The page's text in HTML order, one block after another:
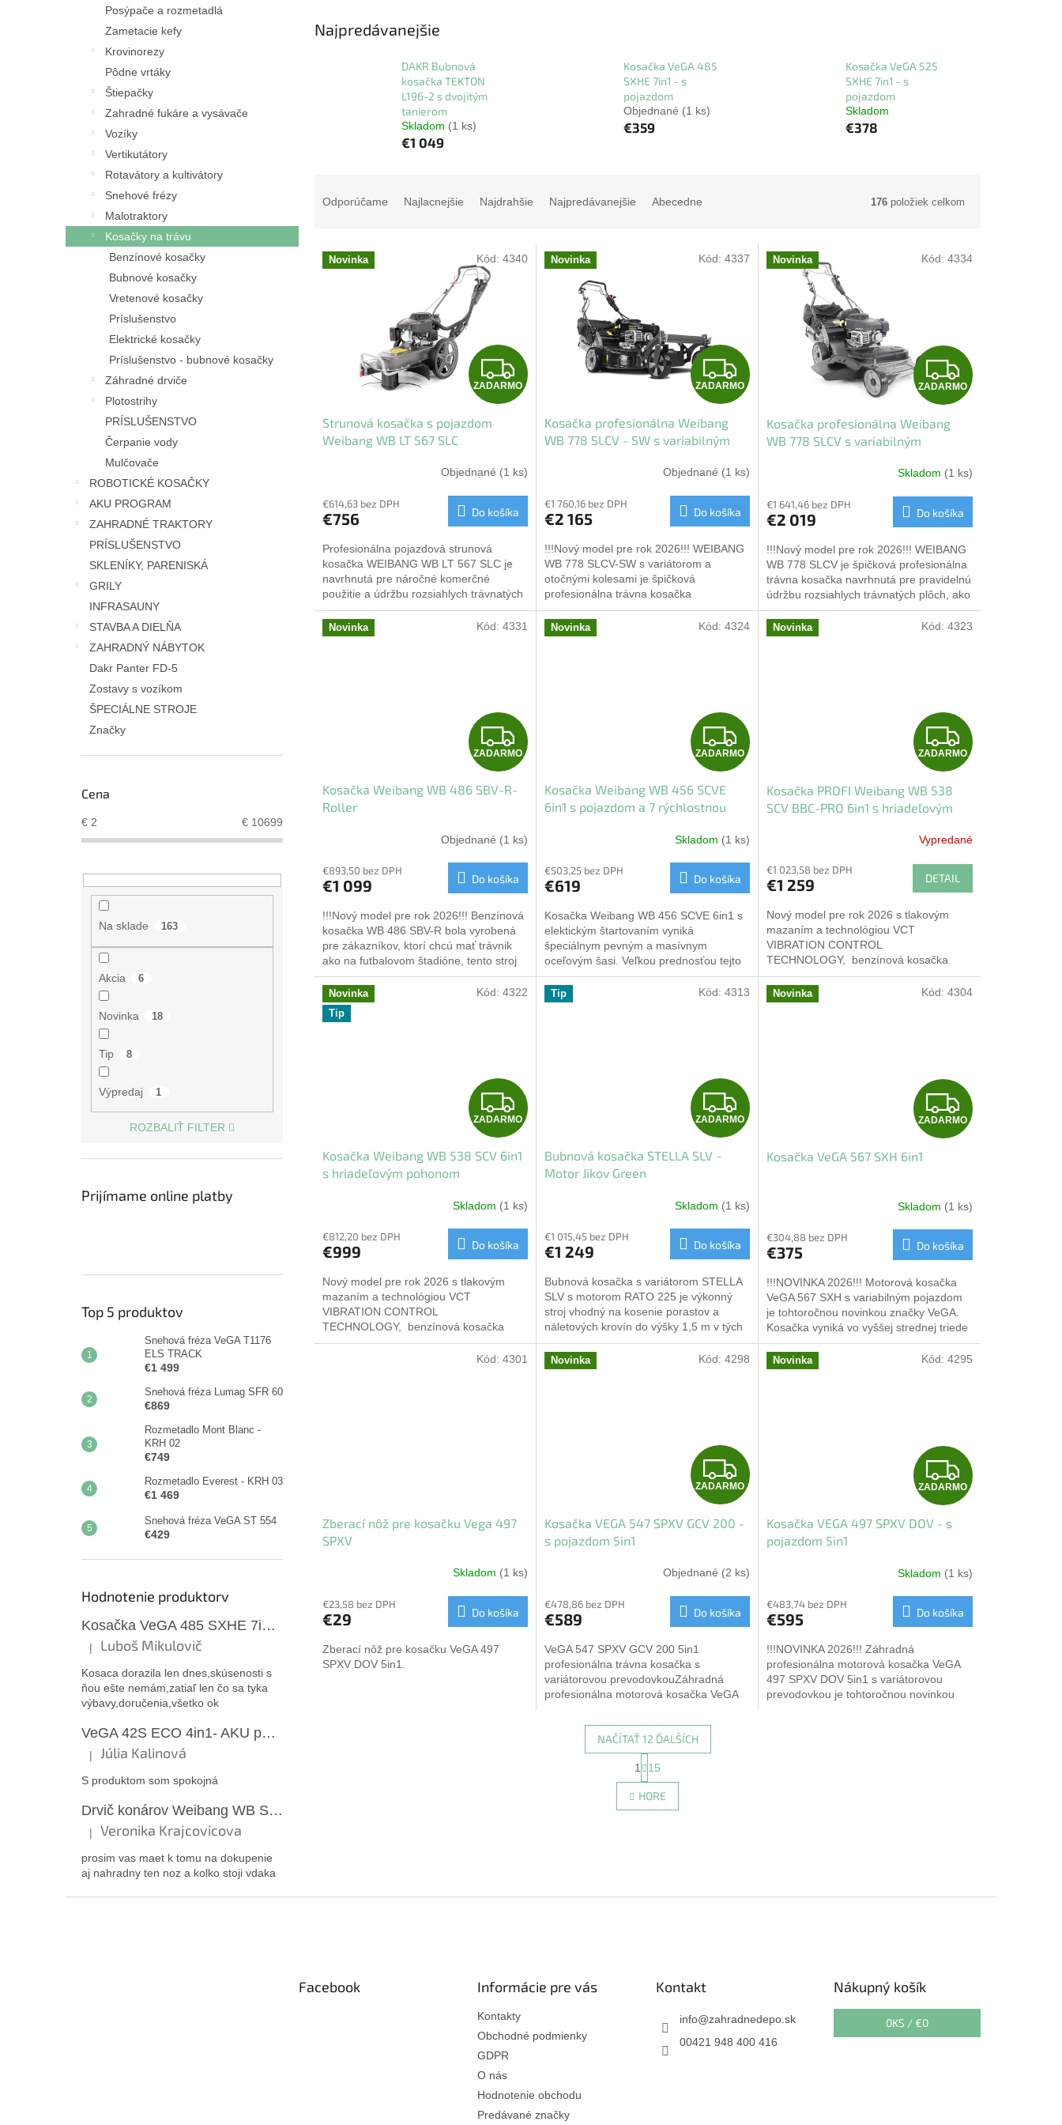
Posýpače a rozmetadlá
Zametacie kefy
Krovinorezy
Pôdne vrtáky
Štiepačky
Zahradné fukáre a vysávače
Vozíky
Vertikutátory
Rotavátory a kultivátory
Snehové frézy
Malotraktory
Kosačky na trávu
Benzínové kosačky
Bubnové kosačky
Vretenové kosačky
Príslušenstvo
Elektrické kosačky
Príslušenstvo - bubnové kosačky
Záhradné drviče
Plotostrihy
PRÍSLUŠENSTVO
Čerpanie vody
Mulčovače
ROBOTICKÉ KOSAČKY
AKU PROGRAM
ZAHRADNÉ TRAKTORY
PRÍSLUŠENSTVO
SKLENÍKY, PARENISKÁ
GRILY
INFRASAUNY
STAVBA A DIELŇA
ZAHRADNÝ NÁBYTOK
Dakr Panter FD-5
Zostavy s vozíkom
ŠPECIÁLNE STROJE
Značky
Cena
€ 2 € 10699
Na sklade 163
Akcia 6
Novinka 18
Tip 8
Výpredaj 1
ROZBALIŤ FILTER
Prijímame online platby
Top 5 produktov
Snehová fréza VeGA T1176
ELS TRACK
€1 499
Snehová fréza Lumag SFR 60
€869
Rozmetadlo Mont Blanc -
KRH 02
€749
Rozmetadlo Everest - KRH 03
€1 469
Snehová fréza VeGA ST 554
€429
Hodnotenie produktorv
Kosačka VeGA 485 SXHE 7in1 - s pojazdom
Hodnotenie produktu je 4 z 5 hviezdičiek.
| Luboš Mikulovič
Kosaca dorazila len dnes,skúsenosti s
ňou ešte nemám,zatiaľ len čo sa tyka
výbavy,doručenia,všetko ok
VeGA 42S ECO 4in1- AKU pojazdová kosačka
Hodnotenie produktu je 5 z 5 hviezdičiek.
| Júlia Kalinová
S produktom som spokojná
Drvič konárov Weibang WB SH 4003E
Hodnotenie produktu je 5 z 5 hviezdičiek.
| Veronika Krajcovicova
prosim vas maet k tomu na dokupenie
aj nahradny ten noz a kolko stoji vdaka
Najpredávanejšie
DAKR Bubnová
kosačka TEKTON
L196-2 s dvojitým
tanierom
Skladom (1 ks)
€1 049
Kosačka VeGA 485
SXHE 7in1 - s
pojazdom
Objednané (1 ks)
€359
Kosačka VeGA 525
SXHE 7in1 - s
pojazdom
Skladom
€378
n
Odporúčame Najlacnejšie Najdrahšie Najpredávanejšie Abecedne 176 položiek celkom
V Novinka
Z
A
A
R
M
ZADARMO
Strunová kosačka s pojazdom
Weibang WB LT 567 SLC
Objednané (1 ks)
€614,63 bez DPH
€756 Do košíka
Profesionálna pojazdová strunová
kosačka WEIBANG WB LT 567 SLC je
navrhnutá pre náročné komerčné
použitie a údržbu rozsiahlych trávnatých
plôch. Je osadená výkonným 7 HP
motorom...
Kód: 4340 Novinka
Z
A
A
R
M
ZADARMO
Kosačka profesionálna Weibang
WB 778 SLCV - SW s variabilným
Objednané (1 ks)
€1 760,16 bez DPH
€2 165 Do košíka
!!!Nový model pre rok 2026!!! WEIBANG
WB 778 SLCV-SW s variátorom a
otočnými kolesami je špičková
profesionálna trávna kosačka
navrhnutá pre náročných užívateľov...
Kód: 4337 Novinka
Z
A
A
R
M
O
ZADARMO
Kosačka profesionálna Weibang
WB 778 SLCV s variabilným
Skladom (1 ks)
€1 641,46 bez DPH
€2 019 Do košíka
!!!Nový model pre rok 2026!!! WEIBANG
WB 778 SLCV je špičková profesionálna
trávna kosačka navrhnutá pre pravidelnú
údržbu rozsiahlych trávnatých plôch, ako
sú veľké záhrady,...
Kód: 4334
Novinka
Z
A
D
A
R
M
O
ZADARMO
Kosačka Weibang WB 486 SBV-R-
Roller
Objednané (1 ks)
€893,50 bez DPH
€1 099 Do košíka
!!!Nový model pre rok 2026!!! Benzínová
kosačka WB 486 SBV-R bola vyrobená
pre zákazníkov, ktorí chcú mať trávnik
ako na futbalovom štadióne, tento stroj
má totiž namiesto...
Kód: 4331 Novinka
Z
A
A
R
M
ZADARMO
Kosačka Weibang WB 456 SCVE
6in1 s pojazdom a 7 rýchlostnou
Skladom (1 ks)
€503,25 bez DPH
€619 Do košíka
Kosačka Weibang WB 456 SCVE 6in1 s
elektickým štartovaním vyniká
špeciálnym pevným a masívnym
oceľovým šasi. Veľkou prednosťou tejto
kosačky je variabilnosť použitia funkcií
6...
Kód: 4324 Novinka
Z
A
A
R
M
ZADARMO
Kosačka PROFI Weibang WB 538
SCV BBC-PRO 6in1 s hriadeľovým
Vypredané
€1 023,58 bez DPH
€1 259 DETAIL
Nový model pre rok 2026 s tlakovým
mazaním a technológiou VCT
VIBRATION CONTROL
TECHNOLOGY, benzínová kosačka
WEIBANG WB 538 SCV BBC-PRO 6v1 ​​s
3 rýchlostnou...
Kód: 4323
Novinka
Tip
Z
A
D
A
R
M
ZADARMO
Kosačka Weibang WB 538 SCV 6in1
s hriadeľovým pohonom
Skladom (1 ks)
€812,20 bez DPH
€999 Do košíka
Nový model pre rok 2026 s tlakovým
mazaním a technológiou VCT
VIBRATION CONTROL
TECHNOLOGY, benzínová kosačka
WEIBANG WB 538 SCV 6v1 ​​s
hriadeľovým pohonom, tlakovým...
Kód: 4322 Tip
Z
A
A
R
M
ZADARMO
Bubnová kosačka STELLA SLV -
Motor Jikov Green
Skladom (1 ks)
€1 015,45 bez DPH
€1 249 Do košíka
Bubnová kosačka s variátorom STELLA
SLV s motorom RATO 225 je výkonný
stroj vhodný na kosenie porastov a
náletových krovín do výšky 1,5 m v tých
najnáročnejších podmienkach na...
Kód: 4313 Novinka
Z
A
A
R
M
O
ZADARMO
Kosačka VeGA 567 SXH 6in1
Skladom (1 ks)
€304,88 bez DPH
€375 Do košíka
!!!NOVINKA 2026!!! Motorová kosačka
VeGA 567 SXH s variabilným pojazdom
je tohtoročnou novinkou značky VeGA.
Kosačka vyniká vo vyššej strednej triede
kosačiek svojim kvalitným...
Kód: 4304
Zberací nôž pre kosačku Vega 497
SPXV
Skladom (1 ks)
€23,58 bez DPH
€29 Do košíka
Zberací nôž pre kosačku VeGA 497
SPXV DOV 5in1.
Kód: 4301 Novinka
Z
A
D
A
R
M
ZADARMO
Kosačka VEGA 547 SPXV GCV 200 -
s pojazdom 5in1
Objednané (2 ks)
€478,86 bez DPH
€589 Do košíka
VeGA 547 SPXV GCV 200 5in1
profesionálna trávna kosačka s
variátorovou prevodovkouZáhradná
profesionálna motorová kosačka VeGA
prevodovkou...
Kód: 4298 Novinka
Z
A
A
R
M
O
ZADARMO
Kosačka VEGA 497 SPXV DOV - s
pojazdom 5in1
Skladom (1 ks)
€483,74 bez DPH
€595 Do košíka
!!!NOVINKA 2026!!! Záhradná
profesionálna motorová kosačka VeGA
497 SPXV DOV 5in1 s variátorovou
prevodovkou je tohtoročnou novinkou
Kód: 4295
O
v
l
e
NAČÍTAŤ 12 ĎALŠÍCH
t
r
á
n
i
1 15
HORE
Facebook Informácie pre vás
Kontakty
Obchodné podmienky
GDPR
O nás
Hodnotenie obchodu
Predávané značky
Kontakt
info@zahradnedepo.sk
00421 948 400 416
Nákupný košík
0KS / €0